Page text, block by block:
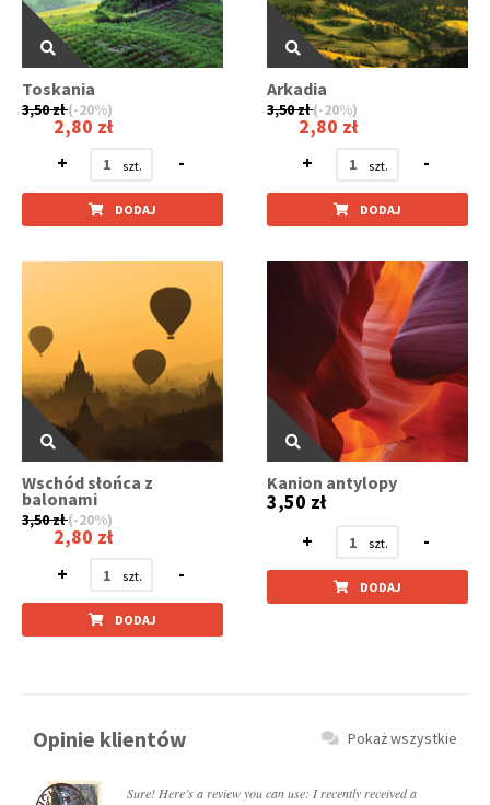
Toskania
3,50 zł (-20%)
2,80 zł
+
-
DODAJ
Arkadia
3,50 zł(-20%)
2,80 zł
+
-
DODAJ
Wschód słońca z
balonami
3,50 zł (-20%)
2,80 zł
+
-
DODAJ
Kanion antylopy
3,50 zł
+
-
DODAJ
Opinie klientów Pokaż wszystkie
Sure! Here’s a review you can use: I recently received a